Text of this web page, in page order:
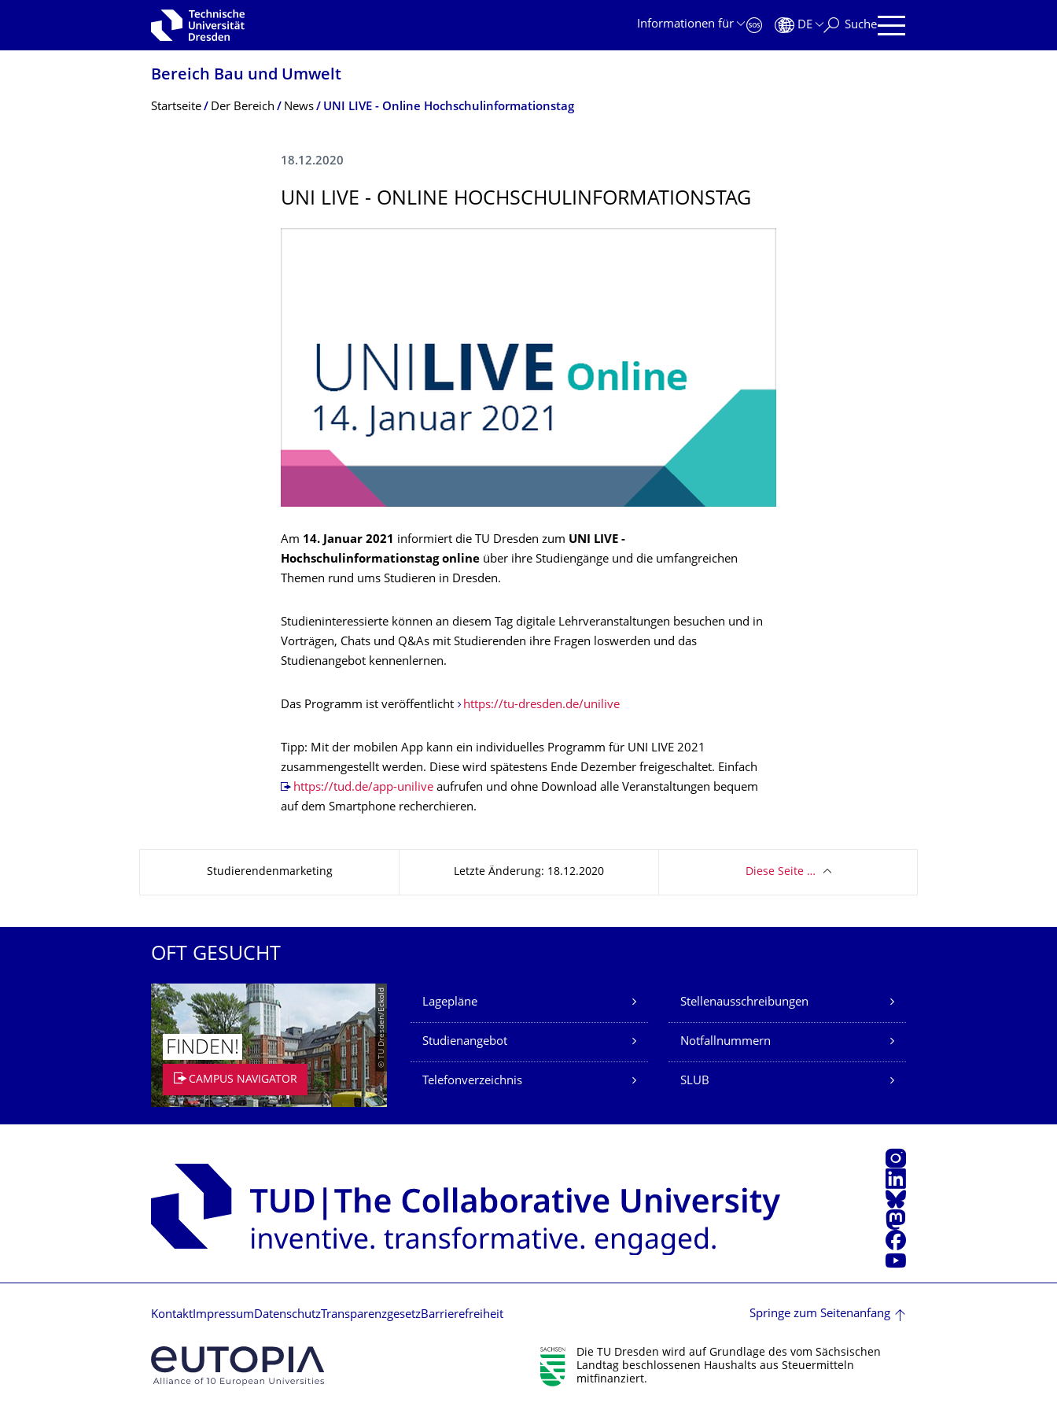
Zur Hauptnavigation springen
Informationen für
DE Suche
Bereich Bau und Umwelt
Breadcrumb-Menü
Startseite Der Bereich News UNI LIVE - Online Hochschulinformationstag
18.12.2020
UNI LIVE - ONLINE HOCHSCHULINFOR­MATIONSTAG
Am 14. Januar 2021 informiert die TU Dresden zum UNI LIVE -
Hochschulinformationstag online über ihre Studiengänge und die umfangreichen
Themen rund ums Studieren in Dresden.
Studieninteressierte können an diesem Tag digitale Lehrveranstaltungen besuchen und in
Vorträgen, Chats und Q&As mit Studierenden ihre Fragen loswerden und das
Studienangebot kennenlernen.
Das Programm ist veröffentlicht https://tu-dresden.de/unilive
Tipp: Mit der mobilen App kann ein individuelles Programm für UNI LIVE 2021
zusammengestellt werden. Diese wird spätestens Ende Dezember freigeschaltet. Einfach
https://tud.de/app-uniliveaufrufen und ohne Download alle Veranstaltungen bequem
auf dem Smartphone recherchieren.
Studierendenmarketing Letzte Änderung: 18.12.2020 Diese Seite …
OFT GESUCHT
© TU Dresden/Eckold
FINDEN!
CAMPUS NAVIGATOR
Unsere Dienste
Lagepläne Stellenausschreibungen
Studienangebot Notfallnummern
Telefonverzeichnis SLUB
Instagram
LinkedIn
Bluesky
Mastodon
Facebook
Youtube
Kontakt Impressum DatenschutzTransparenzgesetzBarrierefreiheit Springe zum Seitenanfang
Die TU Dresden wird auf Grundlage des vom Sächsischen
Landtag beschlossenen Haushalts aus Steuermitteln
mitfinanziert.